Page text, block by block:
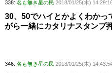
338: 名も無き星の民 2018/01/25(木)
30、50でハイとかよくわかっ
がら一緒にカタリナスタンプ
346: 名も無き星の民 2018/01/25(木)